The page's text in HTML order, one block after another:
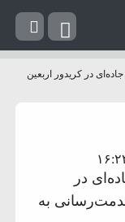
جاده‌ای در کریدور اربعین
در
به